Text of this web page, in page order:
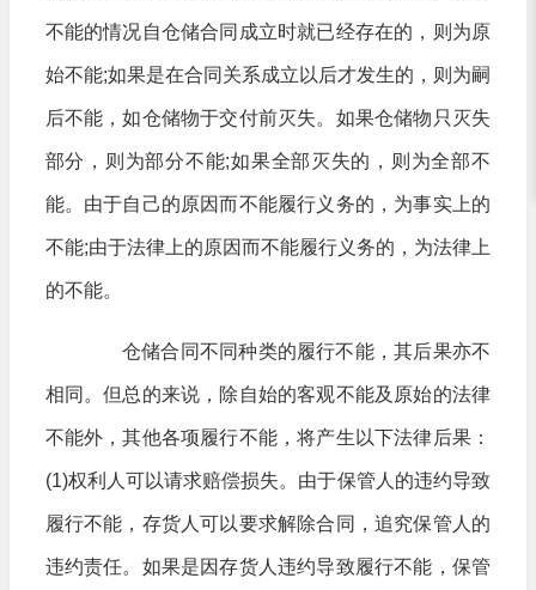
不能的情况自仓储合同成立时就已经存在的，则为原
始不能;如果是在合同关系成立以后才发生的，则为嗣
后不能，如仓储物于交付前灭失。如果仓储物只灭失
部分，则为部分不能;如果全部灭失的，则为全部不
能。由于自己的原因而不能履行义务的，为事实上的
不能;由于法律上的原因而不能履行义务的，为法律上
的不能。
仓储合同不同种类的履行不能，其后果亦不
相同。但总的来说，除自始的客观不能及原始的法律
不能外，其他各项履行不能，将产生以下法律后果：
(1)权利人可以请求赔偿损失。由于保管人的违约导致
履行不能，存货人可以要求解除合同，追究保管人的
违约责任。如果是因存货人违约导致履行不能，保管